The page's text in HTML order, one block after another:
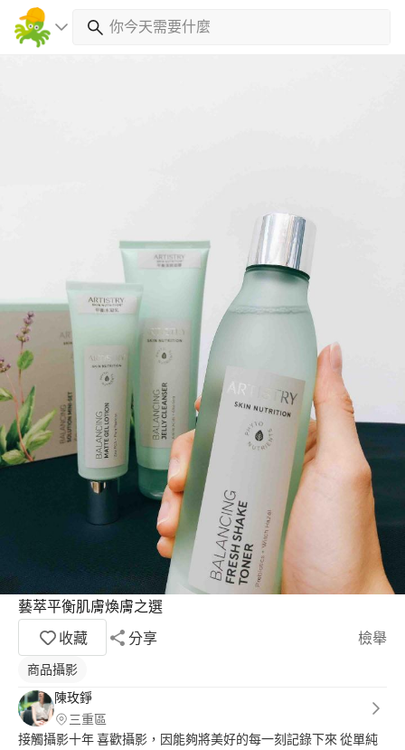
藝萃平衡肌膚煥膚之選
收藏
分享 檢舉
商品攝影
陳玫錚
三重區
接觸攝影十年 喜歡攝影，因能夠將美好的每一刻記錄下來 從單純